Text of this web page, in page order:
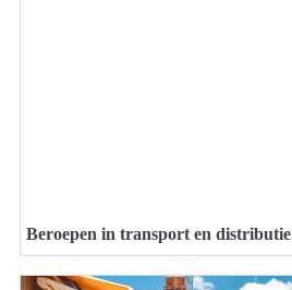
Beroepen in transport en distributie